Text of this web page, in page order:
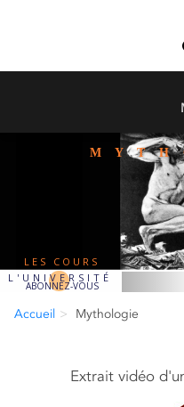
M Y T H
L'UNIVERSITÉ
ABONNEZ-VOUS
LES COURS
Accueil Mythologie
Extrait vidéo